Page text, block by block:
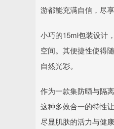
游都能充满自信，尽享
小巧的15ml包装设计
空间。其便捷性使得
自然光彩。
作为一款集防晒与隔
这种多效合一的特性
尽显肌肤的活力与健康